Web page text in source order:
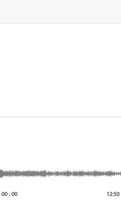
00 : 00 12:50